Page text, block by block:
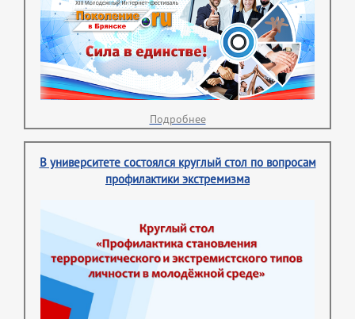
Подробнее
В университете состоялся круглый стол по вопросам
профилактики экстремизма